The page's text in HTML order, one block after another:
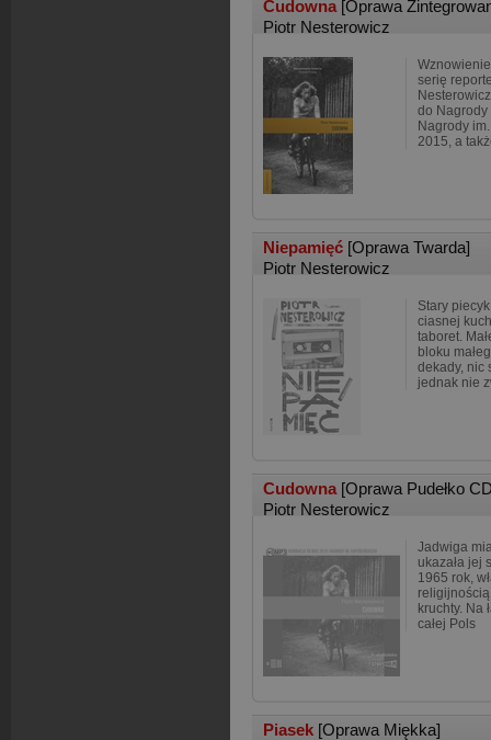
Cudowna [Oprawa
Piotr Nesterowicz
serię
do
Nagrody
2015, a
Niepamięć [Oprawa Twarda]
Piotr Nesterowicz
Stary
ciasnej
taboret.
bloku
dekady, nic
jednak nie
Cudowna [Oprawa Pudełko
Piotr Nesterowicz
Jadwiga
ukazała jej
1965 rok,
religijnością
kruchty. Na
całej Pols
Piasek [Oprawa Miękka]